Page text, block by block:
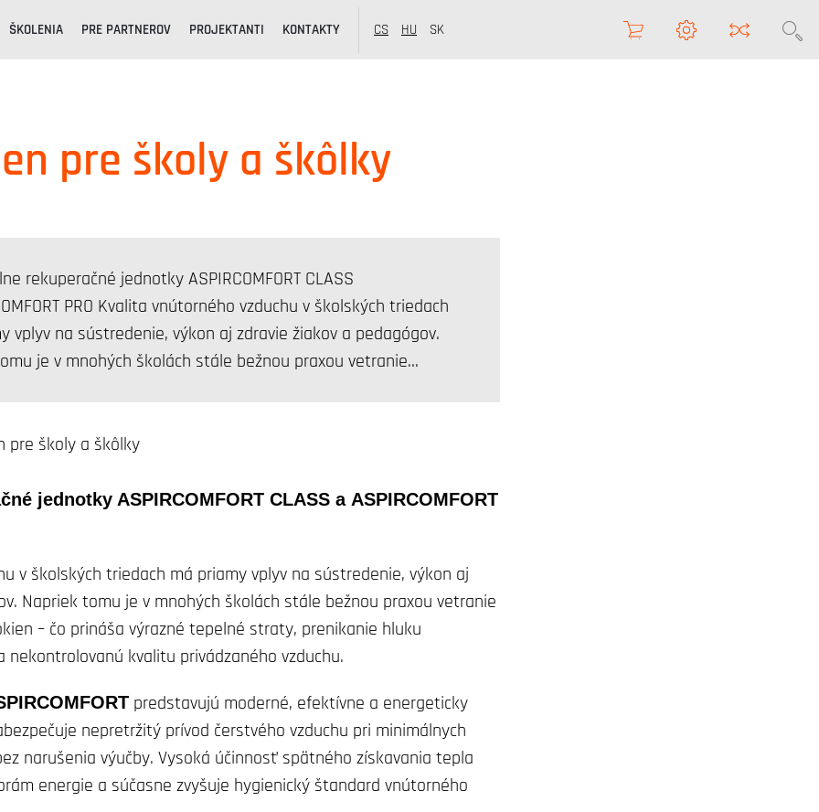
ŠKOLENIA PRE PARTNEROV PROJEKTANTI KONTAKTY CS HU SK
pre školy a škôlky
rekuperačné jednotky ASPIRCOMFORT CLASS
PRO Kvalita vnútorného vzduchu v školských triedach
vplyv na sústredenie, výkon aj zdravie žiakov a pedagógov.
je v mnohých školách stále bežnou praxou vetranie…
jednotky ASPIRCOMFORT CLASS a ASPIRCOMFORT
v školských triedach má priamy vplyv na sústredenie, výkon aj
Napriek tomu je v mnohých školách stále bežnou praxou vetranie
– čo prináša výrazné tepelné straty, prenikanie hluku
nekontrolovanú kvalitu privádzaného vzduchu.
predstavujú moderné, efektívne a energeticky
nepretržitý prívod čerstvého vzduchu pri minimálnych
narušenia výučby. Vysoká účinnosť spätného získavania tepla
energie a súčasne zvyšuje hygienický štandard vnútorného